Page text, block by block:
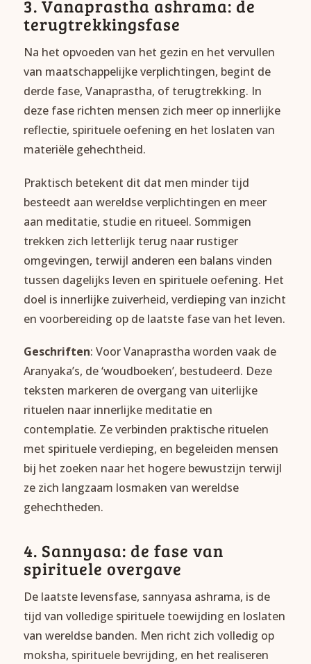
3. Vanaprastha ashrama: de
terugtrekkingsfase
Na het opvoeden van het gezin en het vervullen
van maatschappelijke verplichtingen, begint de
derde fase, Vanaprastha, of terugtrekking. In
deze fase richten mensen zich meer op innerlijke
reflectie, spirituele oefening en het loslaten van
materiële gehechtheid.
Praktisch betekent dit dat men minder tijd
besteedt aan wereldse verplichtingen en meer
aan meditatie, studie en ritueel. Sommigen
trekken zich letterlijk terug naar rustiger
omgevingen, terwijl anderen een balans vinden
tussen dagelijks leven en spirituele oefening. Het
doel is innerlijke zuiverheid, verdieping van inzicht
en voorbereiding op de laatste fase van het leven.
Geschriften: Voor Vanaprastha worden vaak de
Aranyaka’s, de ‘woudboeken’, bestudeerd. Deze
teksten markeren de overgang van uiterlijke
rituelen naar innerlijke meditatie en
contemplatie. Ze verbinden praktische rituelen
met spirituele verdieping, en begeleiden mensen
bij het zoeken naar het hogere bewustzijn terwijl
ze zich langzaam losmaken van wereldse
gehechtheden.
4. Sannyasa: de fase van
spirituele overgave
De laatste levensfase, sannyasa ashrama, is de
tijd van volledige spirituele toewijding en loslaten
van wereldse banden. Men richt zich volledig op
moksha, spirituele bevrijding, en het realiseren